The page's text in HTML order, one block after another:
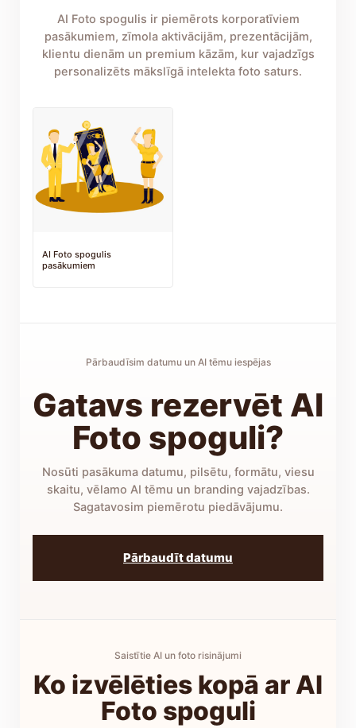
AI Foto spogulis ir piemērots korporatīviem
pasākumiem, zīmola aktivācijām, prezentācijām,
klientu dienām un premium kāzām, kur vajadzīgs
personalizēts mākslīgā intelekta foto saturs.
AI Foto spogulis
pasākumiem
Pārbaudīsim datumu un AI tēmu iespējas
Gatavs rezervēt AI
Foto spoguli?
Nosūti pasākuma datumu, pilsētu, formātu, viesu
skaitu, vēlamo AI tēmu un branding vajadzības.
Sagatavosim piemērotu piedāvājumu.
Pārbaudīt datumu
Saistītie AI un foto risinājumi
Ko izvēlēties kopā ar AI
Foto spoguli